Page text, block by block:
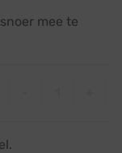
mee te